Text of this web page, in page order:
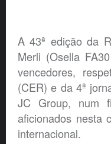
A 43ª edição da
Merli (Osella
vencedores,
(CER) e da 4ª
JC Group, num
aficionados nesta
internacional.